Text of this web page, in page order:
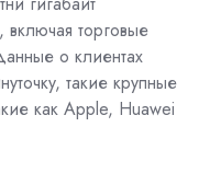
торговые
о клиентах
такие крупные
как Apple, Huawei